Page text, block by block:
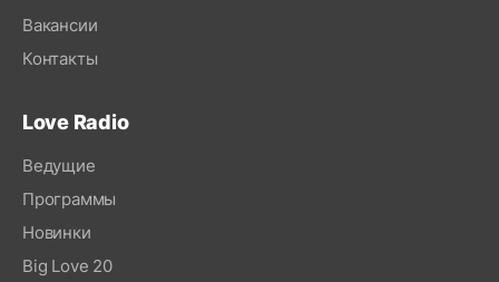
Вакансии
Контакты
Love Radio
Ведущие
Программы
Новинки
Big Love 20